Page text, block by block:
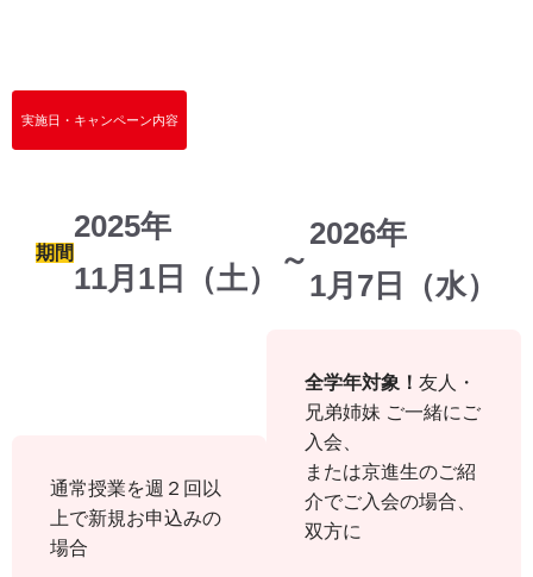
実施日・キャンペーン内容
期間
2025年
11月1日（土）
～
2026年
1月7日（水）
通常授業を週２回以
上で新規お申込みの
場合
全学年対象！ 友人・
兄弟姉妹 ご一緒にご
入会、
または京進生のご紹
介でご入会の場合、
双方に